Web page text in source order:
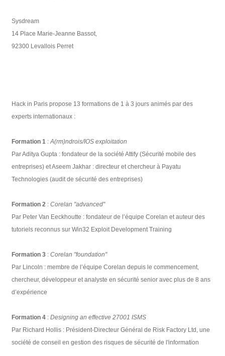
Sysdream
14 Place Marie-Jeanne Bassot,
92300 Levallois Perret
Hack in Paris propose 13 formations de 1 à 3 jours animés par des
experts internationaux :
Formation 1 :A(rm)ndrois/IOS exploitation
Par Aditya Gupta : fondateur de la société Attify (Sécurité mobile des
entreprises) et Aseem Jakhar : directeur et chercheur à Payatu
Technologies (audit de sécurité des entreprises)
Formation 2 :Corelan "advanced"
Par Peter Van Eeckhoutte : fondateur de l’équipe Corelan et auteur des
tutoriels reconnus sur Win32 Exploit Development Training
Formation 3 :Corelan "foundation"
Par Lincoln : membre de l’équipe Corelan depuis le commencement,
chercheur, développeur et analyste en sécurité senior avec plus de 8 ans
d’expérience
Formation 4 :Designing an effective 27001 ISMS
Par Richard Hollis : Président-Directeur Général de Risk Factory Ltd, une
société de conseil en gestion des risques de sécurité de l'information